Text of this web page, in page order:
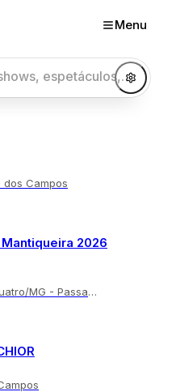
Menu
Campos
2026
MG - Passa